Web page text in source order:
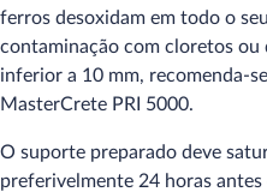
ferros desoxidam em todo o
contaminação com cloretos
inferior a 10 mm, recomenda-
MasterCrete PRI 5000.
O suporte preparado deve
preferivelmente 24 horas